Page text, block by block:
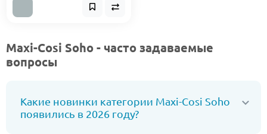
Maxi-Cosi Soho - часто задаваемые
вопросы
Какие новинки категории Maxi-Cosi Soho
появились в 2026 году?